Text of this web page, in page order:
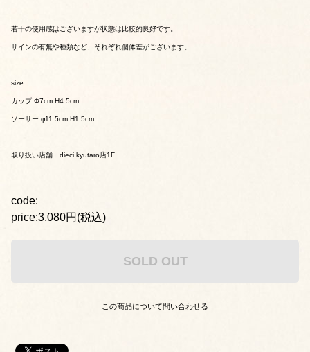
若干の使用感はございますが状態は比較的良好です。
サインの有無や種類など、それぞれ個体差がございます。
size:
カップ Φ7cm H4.5cm
ソーサー φ11.5cm H1.5cm
取り扱い店舗…dieci kyutaro店1F
code:
price:3,080円(税込)
SOLD OUT
この商品について問い合わせる